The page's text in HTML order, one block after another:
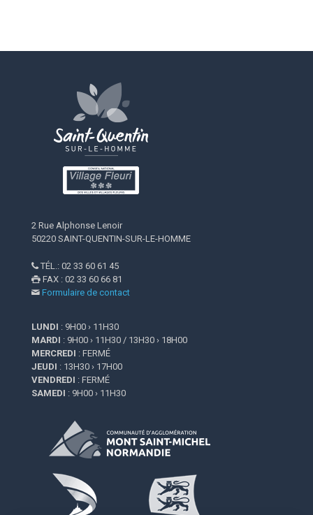
2 Rue Alphonse Lenoir
50220 SAINT-QUENTIN-SUR-LE-HOMME
 TÉL.: 02 33 60 61 45
 FAX : 02 33 60 66 81
 Formulaire de contact
LUNDI : 9H00 › 11H30
MARDI : 9H00 › 11H30 / 13H30 › 18H00
MERCREDI : FERMÉ
JEUDI : 13H30 › 17H00
VENDREDI : FERMÉ
SAMEDI : 9H00 › 11H30